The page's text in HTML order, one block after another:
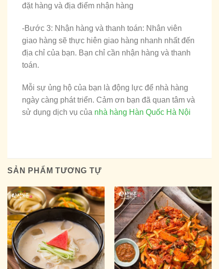
đặt hàng và địa điểm nhận hàng
-Bước 3: Nhận hàng và thanh toán: Nhân viên
giao hàng sẽ thực hiên giao hàng nhanh nhất đến
địa chỉ của bạn. Bạn chỉ cần nhận hàng và thanh
toán.
Mỗi sự ủng hộ của bạn là động lực để nhà hàng
ngày càng phát triển. Cảm ơn bạn đã quan tâm và
sử dụng dịch vụ của nhà hàng Hàn Quốc Hà Nội
SẢN PHẨM TƯƠNG TỰ